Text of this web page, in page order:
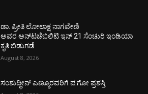
ಡಾ. ಪ್ರೀತಿ ಲೋಲಾಕ್ಷ ನಾಗವೇಣಿ
ಅವರ ಅನ್‌ಟಚೆಬಿಲಿಟಿ ಇನ್ 21 ಸೆಂಚುರಿ ಇಂಡಿಯಾ
ಕೃತಿ ಬಿಡುಗಡೆ
August 8, 2026
ಸಂಶುದ್ಧೀನ್ ಎಣ್ಮೂರವರಿಗೆ ಪ.ಗೋ ಪ್ರಶಸ್ತಿ